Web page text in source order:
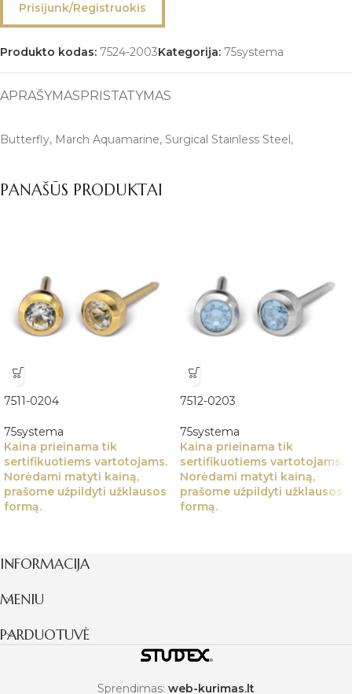
Prisijunk/Registruokis
Produkto kodas: 7524-2003Kategorija: 75systema
APRAŠYMAS PRISTATYMAS
Butterfly, March Aquamarine, Surgical Stainless Steel,
PANAŠŪS PRODUKTAI
7511-0204
75systema
Kaina prieinama tik
sertifikuotiems vartotojams.
Norėdami matyti kainą,
prašome užpildyti užklausos
formą.
7512-0203
75systema
Kaina prieinama tik
sertifikuotiems vartotojams.
Norėdami matyti kainą,
prašome užpildyti užklausos
formą.
INFORMACIJA
MENIU
PARDUOTUVĖ
Sprendimas: web-kurimas.lt